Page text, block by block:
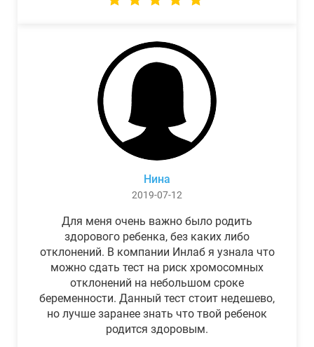
Нина
2019-07-12
Для меня очень важно было родить
здорового ребенка, без каких либо
отклонений. В компании Инлаб я узнала что
можно сдать тест на риск хромосомных
отклонений на небольшом сроке
беременности. Данный тест стоит недешево,
но лучше заранее знать что твой ребенок
родится здоровым.